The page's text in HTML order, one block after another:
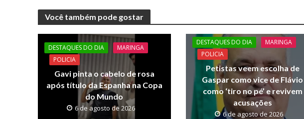
e
b
o
o
k
itt
er s y
Li
n
k
Você também pode gostar
DESTAQUES DO DIA
MARINGA
POLICIA
Gavi pinta o cabelo de rosa
após título da Espanha na Copa
do Mundo
6 de agosto de 2026
DESTAQUES DO DIA
MARINGA
POLICIA
Petistas veem escolha de
Gaspar como vice de Flávio
como ‘tiro no pé’ e revivem
acusações
6 de agosto de 2026